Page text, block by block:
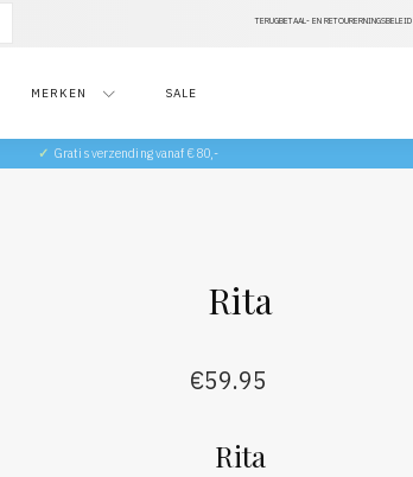
TERUGBETAAL- EN RETOURERNINGSBELEID
MERKEN SALE
✓ Gratis verzending vanaf €80,-
Rita
€59.95
Rita